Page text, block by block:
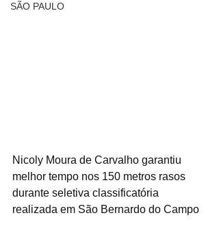
SÃO PAULO
Nicoly Moura de Carvalho garantiu
melhor tempo nos 150 metros rasos
durante seletiva classificatória
realizada em São Bernardo do Campo